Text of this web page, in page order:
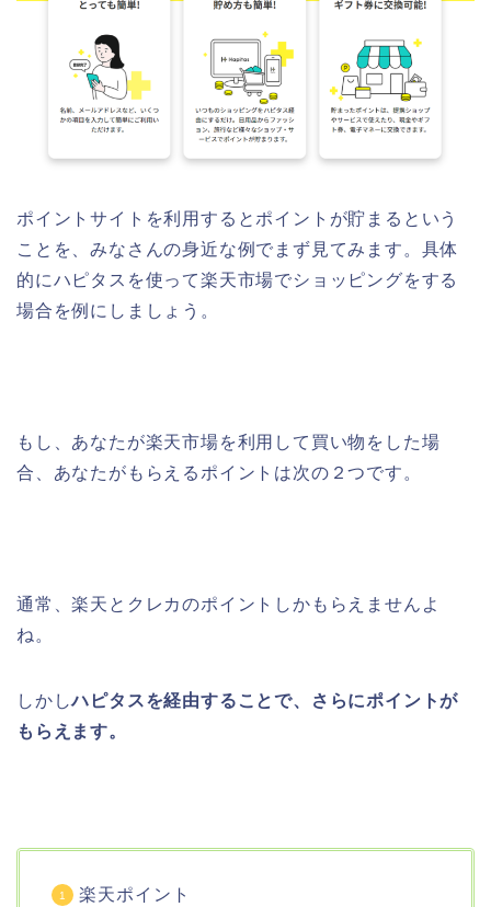
ポイントサイトを利用するとポイントが貯まるという
ことを、みなさんの身近な例でまず見てみます。具体
的にハピタスを使って楽天市場でショッピングをする
場合を例にしましょう。
もし、あなたが楽天市場を利用して買い物をした場
合、あなたがもらえるポイントは次の２つです。
通常、楽天とクレカのポイントしかもらえませんよ
ね。
しかしハピタスを経由することで、さらにポイントが
もらえます。
楽天ポイント